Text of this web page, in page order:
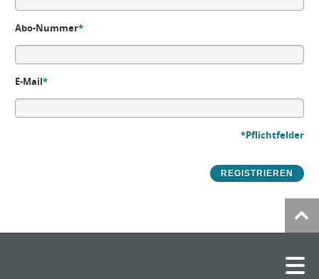
Abo-Nummer*
E-Mail*
*Pflichtfelder